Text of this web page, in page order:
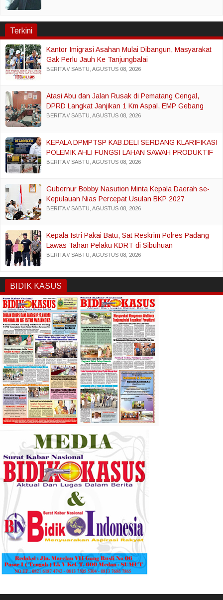
Terkini
Kantor Imigrasi Asahan Mulai Dibangun, Masyarakat
Gak Perlu Jauh Ke Tanjungbalai
BERITA SABTU, AGUSTUS 08, 2026
Atasi Abu dan Jalan Rusak di Pematang Cengal,
DPRD Langkat Janjikan 1 Km Aspal, EMP Gebang
Bantu 200 Truk Sertu
BERITA SABTU, AGUSTUS 08, 2026
KEPALA DPMPTSP KAB.DELI SERDANG KLARIFIKASI
POLEMIK AHLI FUNGSI LAHAN SAWAH PRODUKTIF
BERITA SABTU, AGUSTUS 08, 2026
Gubernur Bobby Nasution Minta Kepala Daerah se-
Kepulauan Nias Percepat Usulan BKP 2027
BERITA SABTU, AGUSTUS 08, 2026
Kepala Istri Pakai Batu, Sat Reskrim Polres Padang
Lawas Tahan Pelaku KDRT di Sibuhuan
BERITA SABTU, AGUSTUS 08, 2026
BIDIK KASUS